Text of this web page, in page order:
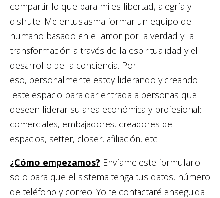
compartir lo que para mi es libertad, alegría y
disfrute. Me entusiasma formar un equipo de
humano basado en el amor por la verdad y la
transformación a través de la espiritualidad y el
desarrollo de la conciencia. Por
eso, personalmente estoy liderando y creando
este espacio para dar entrada a personas que
deseen liderar su area económica y profesional:
comerciales, embajadores, creadores de
espacios, setter, closer, afiliación, etc.
¿Cómo empezamos? Envíame este formulario
solo para que el sistema tenga tus datos, número
de teléfono y correo. Yo te contactaré enseguida